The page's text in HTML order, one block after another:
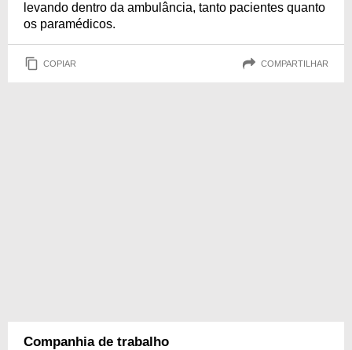
levando dentro da ambulância, tanto pacientes quanto
os paramédicos.
COPIAR COMPARTILHAR
Companhia de trabalho